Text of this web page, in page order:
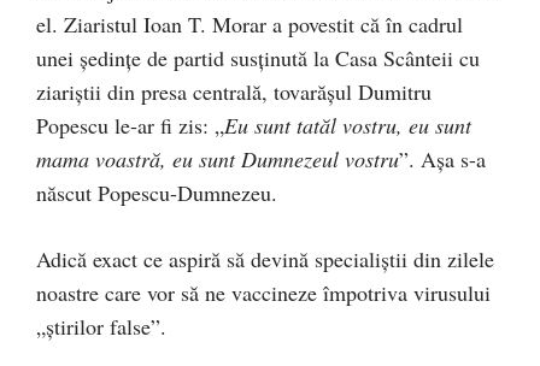
el. Ziaristul Ioan T. Morar a povestit că în cadrul
unei ședințe de partid susținută la Casa Scânteii cu
ziariștii din presa centrală, tovarășul Dumitru
Popescu le-ar fi zis: „Eu sunt tatăl vostru, eu sunt
mama voastră, eu sunt Dumnezeul vostru”. Așa s-a
născut Popescu-Dumnezeu.
Adică exact ce aspiră să devină specialiștii din zilele
noastre care vor să ne vaccineze împotriva virusului
„știrilor false”.